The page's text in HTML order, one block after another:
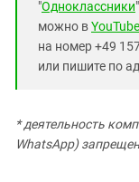
"Одноклассники
можно вYouTube
на номер +49
или пишите по
*деятельность
WhatsApp)